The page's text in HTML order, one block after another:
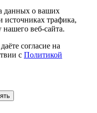
данных о ваших
источниках трафика,
веб-сайта.
согласие на
с Политикой